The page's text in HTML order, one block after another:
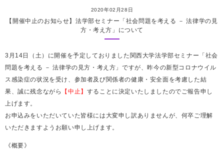
2020年02月28日
【開催中止のお知らせ】法学部セミナー「社会問題を考える － 法律学の見
方・考え方」について
3月14日（土）に開催を予定しておりました関西大学法学部セミナー「社会
問題を考える － 法律学の見方・考え方」ですが、昨今の新型コロナウイル
ス感染症の状況を受け、参加者及び関係者の健康・安全面を考慮した結
果、誠に残念ながら
【中止】 することに決定いたしましたのでご報告申し
上げます。
お申込みをいただいていた皆様には大変申し訳ありませんが、何卒ご理解
いただきますようお願い申し上げます。
《概要》